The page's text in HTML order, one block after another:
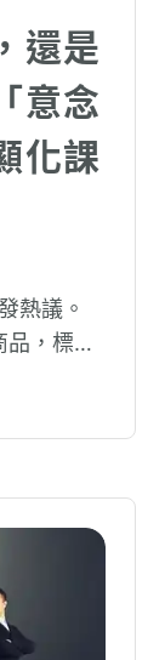
還是
意念
化課
熱議。
，標榜
聽起來
可能對正